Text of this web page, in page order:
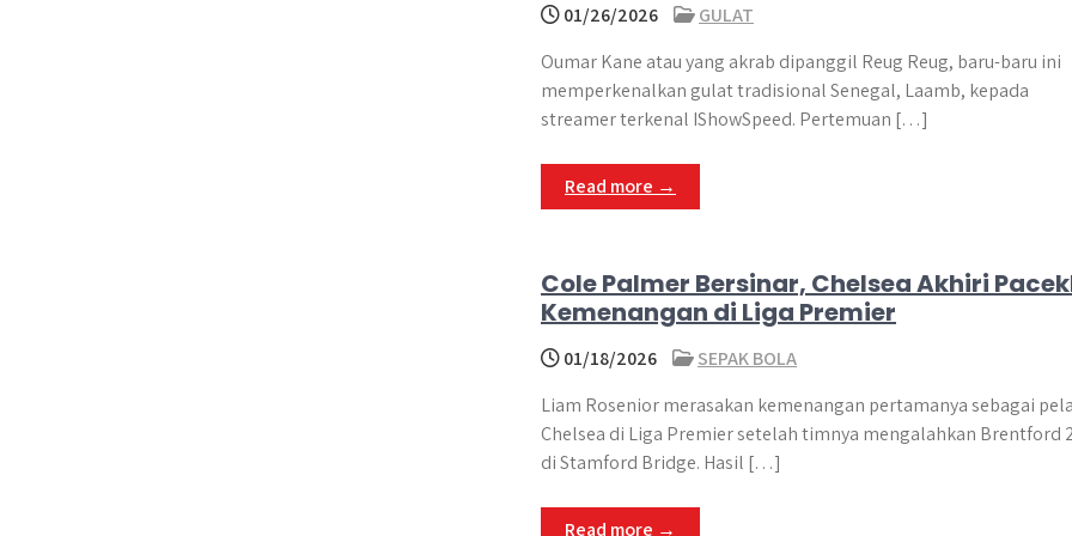
01/26/2026
GULAT
Oumar Kane atau yang akrab dipanggil Reug Reug, baru-baru ini
memperkenalkan gulat tradisional Senegal, Laamb, kepada
streamer terkenal IShowSpeed. Pertemuan […]
Read more →
Cole Palmer Bersinar, Chelsea Akhiri
Kemenangan di Liga Premier
01/18/2026
SEPAK BOLA
Liam Rosenior merasakan kemenangan pertamanya sebagai
Chelsea di Liga Premier setelah timnya mengalahkan Brentford
di Stamford Bridge. Hasil […]
Read more →